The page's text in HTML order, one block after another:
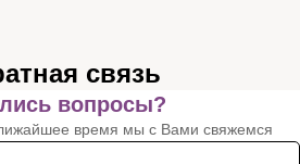
связь
вопросы?
время мы с Вами свяжемся